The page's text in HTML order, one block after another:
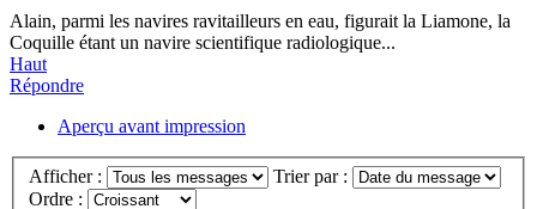
Alain, parmi les navires ravitailleurs en eau, figurait la Liamone, la
Coquille étant un navire scientifique radiologique...
Haut
Répondre
Aperçu avant impression
Afficher :
Trier par :
Ordre :